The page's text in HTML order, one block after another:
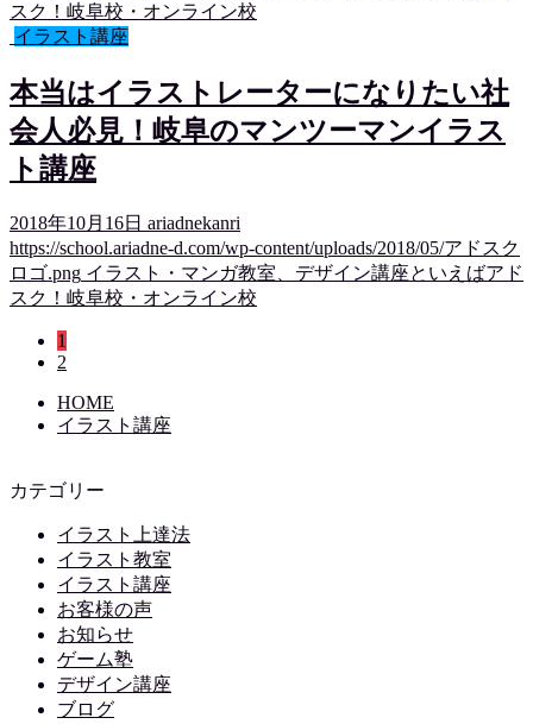
スク！岐阜校・オンライン校
イラスト講座
本当はイラストレーターになりたい社
会人必見！岐阜のマンツーマンイラス
ト講座
2018年10月16日 ariadnekanri
https://school.ariadne-d.com/wp-content/uploads/2018/05/アドスク
ロゴ.png イラスト・マンガ教室、デザイン講座といえばアド
スク！岐阜校・オンライン校
1
2
HOME
イラスト講座
カテゴリー
イラスト上達法
イラスト教室
イラスト講座
お客様の声
お知らせ
ゲーム塾
デザイン講座
ブログ